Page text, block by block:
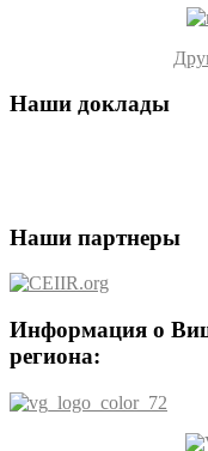
Наши доклады
Наши партнеры
Информация о
региона: